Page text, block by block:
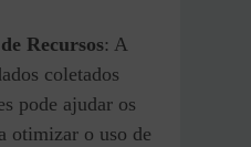
Recursos: A
coletados
pode ajudar os
otimizar o uso de